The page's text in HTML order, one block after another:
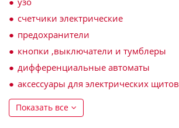
счетчики электрические
предохранители
кнопки ,выключатели и тумблеры
дифференциальные автоматы
аксессуары для электрических щитов
Показать все